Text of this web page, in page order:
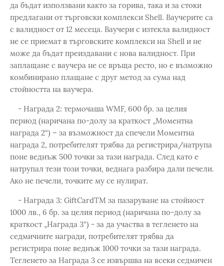
да бъдат използвани както за горива, така и за стоки
предлагани от търговски комплекси Shell. Ваучерите са
с валидност от 12 месеца. Ваучери с изтекла валидност
не се приемат в търговските комплекси на Shell и не
може да бъдат преиздавани с нова валидност. При
заплащане с ваучера не се връща ресто, но е възможно
комбинирано плащане с друг метод за сума над
стойността на ваучера.
- Награда 2: термочаша WMF, 600 бр. за целия
период (наричана по-долу за краткост „Моментна
награда 2“) – за възможност да спечели Моментна
награда 2, потребителят трябва да регистрира/натрупа
поне веднъж 500 точки за тази награда. След като е
натрупал тези този точки, веднага разбира дали печели.
Ако не печели, точките му се нулират.
- Награда 3: GiftCardTM за пазаруване на стойност
1000 лв., 6 бр. за целия период (наричана по-долу за
краткост „Награда 3“) - за да участва в тегленето на
седмичните награди, потребителят трябва да
регистрира поне веднъж 1000 точки за тази награда.
Тегленето за Награда 3 се извършва на всеки седмичен